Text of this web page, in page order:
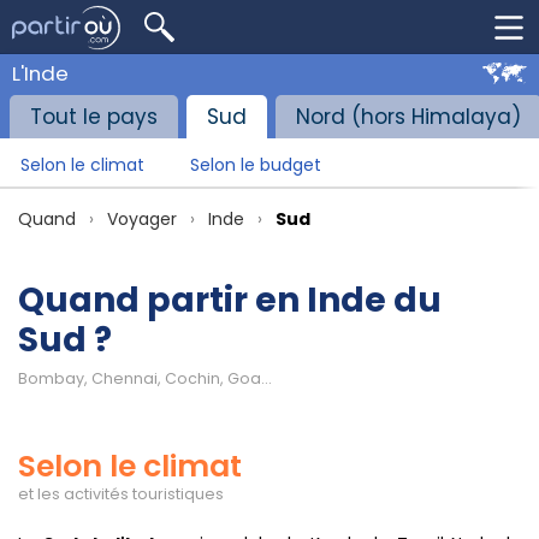
L'Inde
Tout le pays
Sud Nord (hors Himalaya)
Selon le climat Selon le budget
Quand Voyager Inde Sud
Quand partir en Inde du
Sud ?
Bombay, Chennai, Cochin, Goa...
Selon le climat
et les activités touristiques